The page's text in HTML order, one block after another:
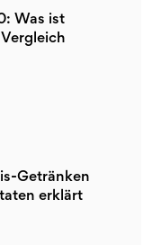
Was ist
Getränken
erklärt